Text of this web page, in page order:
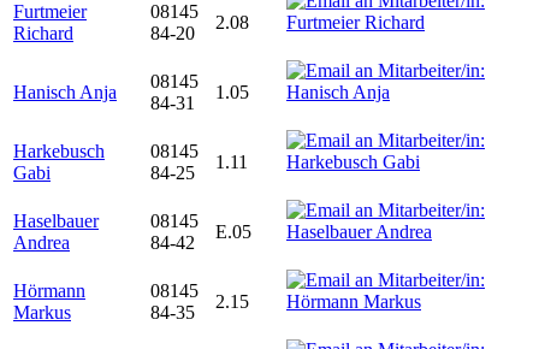
Furtmeier
Richard
08145
84-20
2.08
Hanisch Anja
08145
84-31
1.05
Harkebusch
Gabi
08145
84-25
1.11
Haselbauer
Andrea
08145
84-42
E.05
Hörmann
Markus
08145
84-35
2.15